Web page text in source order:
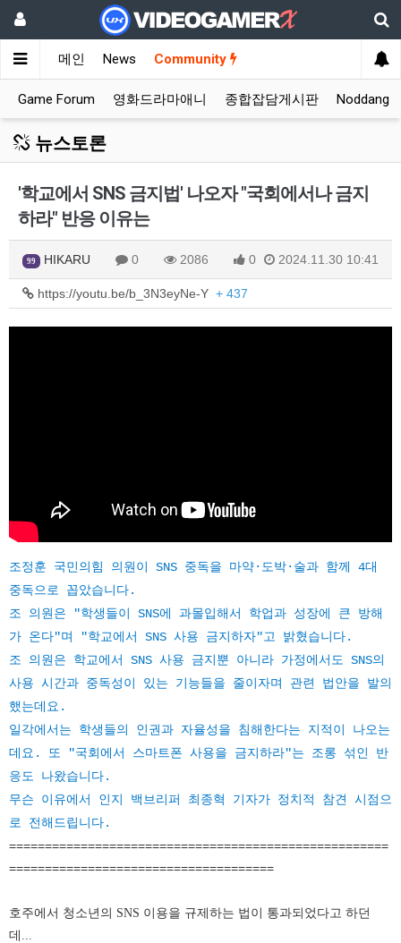
메인 News Community
Game Forum 영화드라마애니 종합잡담게시판 Noddang
뉴스토론
'학교에서 SNS 금지법' 나오자 "국회에서나 금지
하라" 반응 이유는
99 HIKARU 0 2086 0 2024.11.30 10:41
https://youtu.be/b_3N3eyNe-Y + 437
조정훈 국민의힘 의원이 SNS 중독을 마약·도박·술과 함께 4대
중독으로 꼽았습니다.
조 의원은 "학생들이 SNS에 과몰입해서 학업과 성장에 큰 방해
가 온다"며 "학교에서 SNS 사용 금지하자"고 밝혔습니다.
조 의원은 학교에서 SNS 사용 금지뿐 아니라 가정에서도 SNS의
사용 시간과 중독성이 있는 기능들을 줄이자며 관련 법안을 발의
했는데요.
일각에서는 학생들의 인권과 자율성을 침해한다는 지적이 나오는
데요. 또 "국회에서 스마트폰 사용을 금지하라"는 조롱 섞인 반
응도 나왔습니다.
무슨 이유에서 인지 백브리퍼 최종혁 기자가 정치적 참견 시점으
로 전해드립니다.
=====================================================
=====================================
호주에서 청소년의 SNS 이용을 규제하는 법이 통과되었다고 하던
데...